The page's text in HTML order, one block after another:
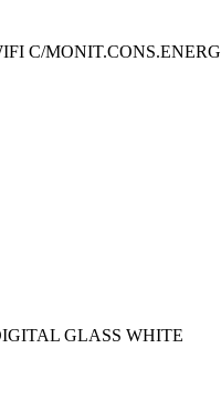
C/MONIT.CONS.ENERG
GLASS WHITE